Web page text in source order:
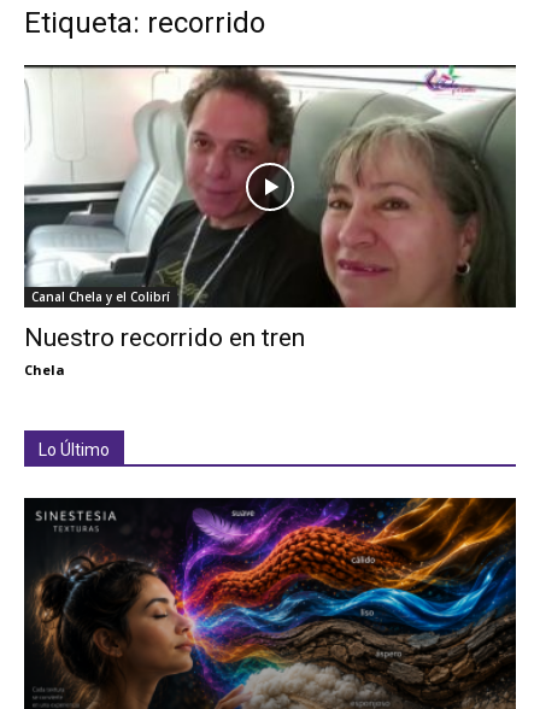
Etiqueta: recorrido
Canal Chela y el Colibrí
Nuestro recorrido en tren
Chela
Lo Último